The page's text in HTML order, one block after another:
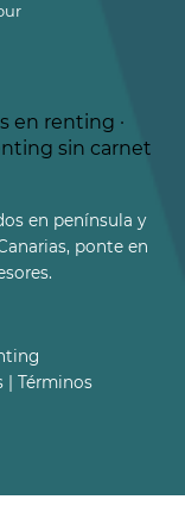
en renting ·
sin carnet
en península y
ponte en
Términos